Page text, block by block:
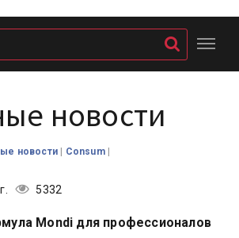
новости
новости | Consum |
5332
Mondi для профессионалов